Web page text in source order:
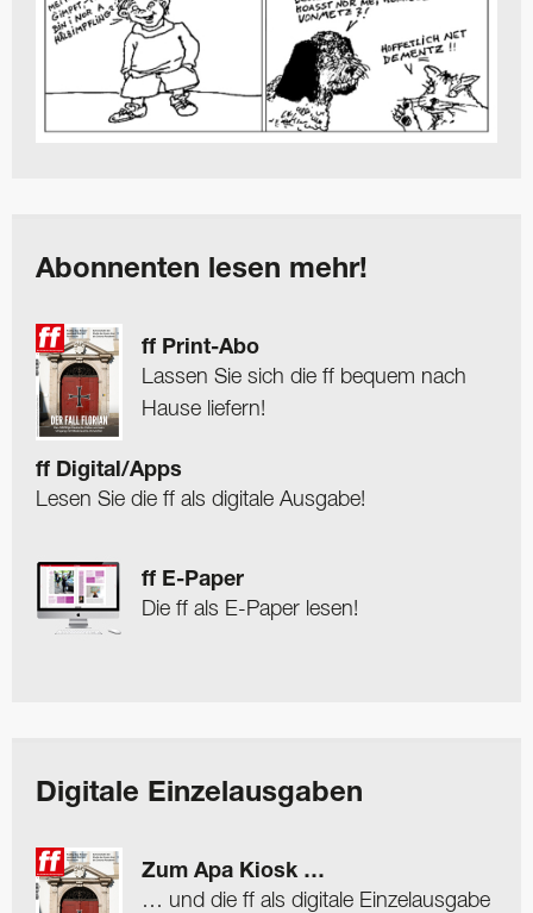
Abonnenten lesen mehr!
ff Print-Abo
Lassen Sie sich die ff bequem nach
Hause liefern!
ff Digital/Apps
Lesen Sie die ff als digitale Ausgabe!
ff E-Paper
Die ff als E-Paper lesen!
Digitale Einzelausgaben
Zum Apa Kiosk …
… und die ff als digitale Einzelausgabe